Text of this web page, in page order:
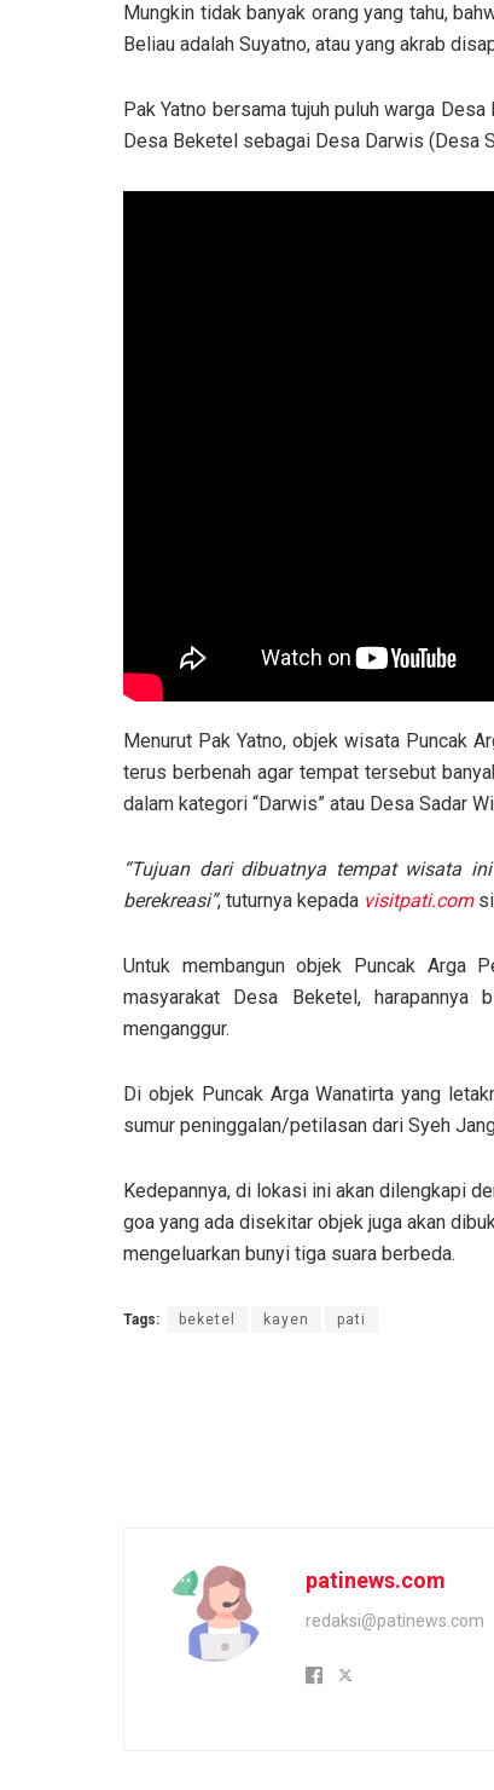
Mungkin tidak banyak orang yang tahu,
Beliau adalah Suyatno, atau yang akrab
Pak Yatno bersama tujuh puluh warga
Desa Beketel sebagai Desa Darwis (Desa
Menurut Pak Yatno, objek wisata Puncak
terus berbenah agar tempat tersebut
dalam kategori “Darwis” atau Desa Sadar
“Tujuan dari dibuatnya tempat wisata
berekreasi”, tuturnya kepada visitpati.com
Untuk membangun objek Puncak Arga
masyarakat Desa Beketel, harapannya
menganggur.
Di objek Puncak Arga Wanatirta yang
sumur peninggalan/petilasan dari Syeh
Kedepannya, di lokasi ini akan dilengkapi
goa yang ada disekitar objek juga akan
mengeluarkan bunyi tiga suara berbeda.
Tags: beketel kayen pati
patinews.com
redaksi@patinews.com